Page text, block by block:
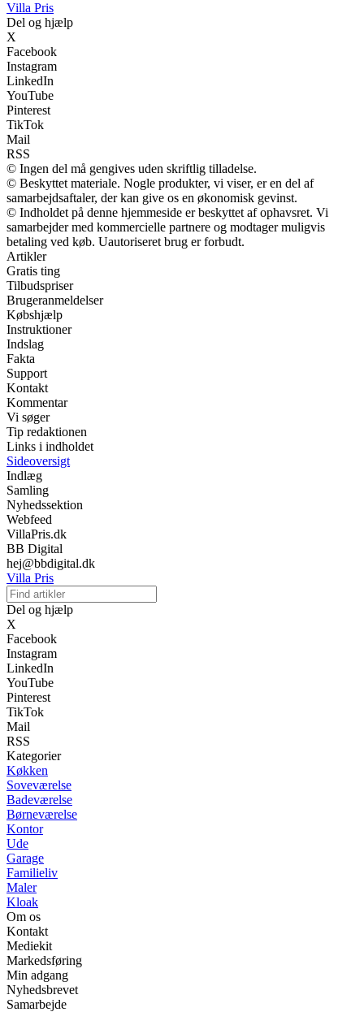
Villa Pris
Del og hjælp
X
Facebook
Instagram
LinkedIn
YouTube
Pinterest
TikTok
Mail
RSS
© Ingen del må gengives uden skriftlig tilladelse.
© Beskyttet materiale. Nogle produkter, vi viser, er en del af
samarbejdsaftaler, der kan give os en økonomisk gevinst.
© Indholdet på denne hjemmeside er beskyttet af ophavsret. Vi
samarbejder med kommercielle partnere og modtager muligvis
betaling ved køb. Uautoriseret brug er forbudt.
Artikler
Gratis ting
Tilbudspriser
Brugeranmeldelser
Købshjælp
Instruktioner
Indslag
Fakta
Support
Kontakt
Kommentar
Vi søger
Tip redaktionen
Links i indholdet
Sideoversigt
Indlæg
Samling
Nyhedssektion
Webfeed
VillaPris.dk
BB Digital
hej@bbdigital.dk
Villa Pris
Del og hjælp
X
Facebook
Instagram
LinkedIn
YouTube
Pinterest
TikTok
Mail
RSS
Kategorier
Køkken
Soveværelse
Badeværelse
Børneværelse
Kontor
Ude
Garage
Familieliv
Maler
Kloak
Om os
Kontakt
Mediekit
Markedsføring
Min adgang
Nyhedsbrevet
Samarbejde